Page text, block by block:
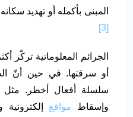
المبنى بأكمله أو تهديد
[3]
الجرائم المعلوماتية تركّز
أو سرقتها. في حين أنّ
سلسلة أفعال أخطر. مثل
وإسقاط مواقع